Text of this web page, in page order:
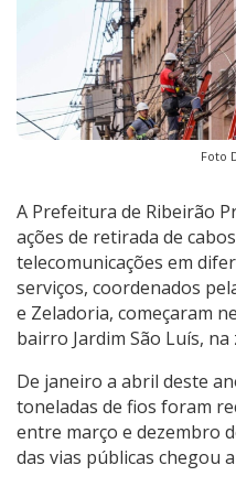
Foto
A Prefeitura de Ribeirão
ações de retirada de
telecomunicações em
serviços, coordenados
e Zeladoria, começaram
bairro Jardim São Luís, na
De janeiro a abril deste
toneladas de fios foram
entre março e dezembro
das vias públicas chegou